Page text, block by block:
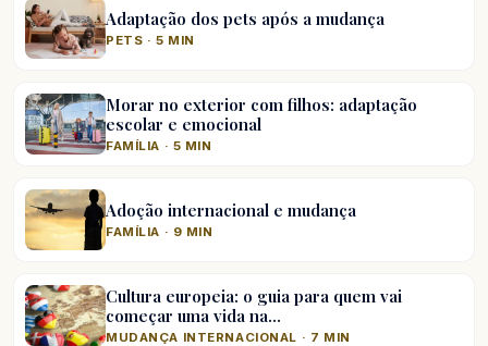
Adaptação dos pets após a mudança
PETS · 5 MIN
Morar no exterior com filhos: adaptação
escolar e emocional
FAMÍLIA · 5 MIN
Adoção internacional e mudança
FAMÍLIA · 9 MIN
Cultura europeia: o guia para quem vai
começar uma vida na…
MUDANÇA INTERNACIONAL · 7 MIN